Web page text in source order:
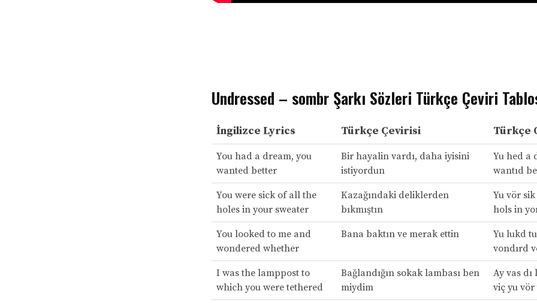
Undressed – sombr Şarkı Sözleri Türkçe Çeviri
İngilizce Lyrics Türkçe Çevirisi Türkçe
You had a dream, you
wanted better
Bir hayalin vardı, daha iyisini
istiyordun
Yu hed a
wantıd
You were sick of all the
holes in your sweater
Kazağındaki deliklerden
bıkmıştın
Yu vör
hols in
You looked to me and
wondered whether
Bana baktın ve merak ettin
Yu lukd
vondırd
I was the lamppost to
which you were tethered
Bağlandığın sokak lambası ben
miydim
Ay vas
viç yu vör